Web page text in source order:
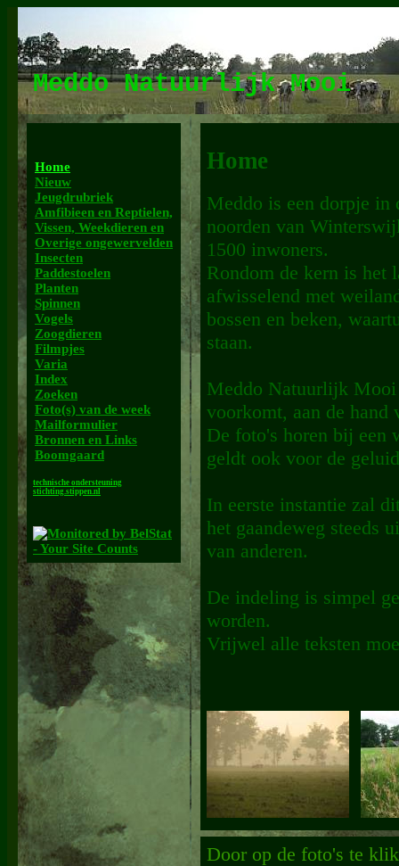
Meddo Natuurlijk Mooi
Home
Nieuw
Jeugdrubriek
Amfibieen en Reptielen,
Vissen, Weekdieren en
Overige ongewervelden
Insecten
Paddestoelen
Planten
Spinnen
Vogels
Zoogdieren
Filmpjes
Varia
Index
Zoeken
Foto(s) van de week
Mailformulier
Bronnen en Links
Boomgaard
technische ondersteuning
stichting.stippen.nl
Home
Meddo is een dorpje in
noorden van
1500 inwoners.
Rondom de kern is het
afwisselend met
bossen en beken,
staan.
Meddo Natuurlijk Mooi
voorkomt, aan de hand
De foto's horen bij een
geldt ook voor de
In eerste instantie zal
het gaandeweg steeds
van anderen.
De indeling is simpel
worden.
Vrijwel alle teksten
Door op de foto's te